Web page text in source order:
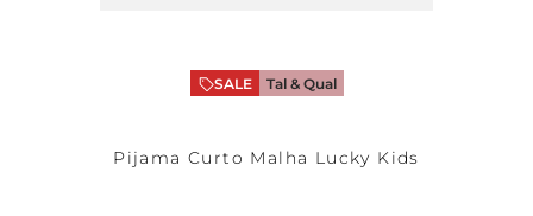
SALE Tal & Qual
Pijama Curto Malha Lucky Kids